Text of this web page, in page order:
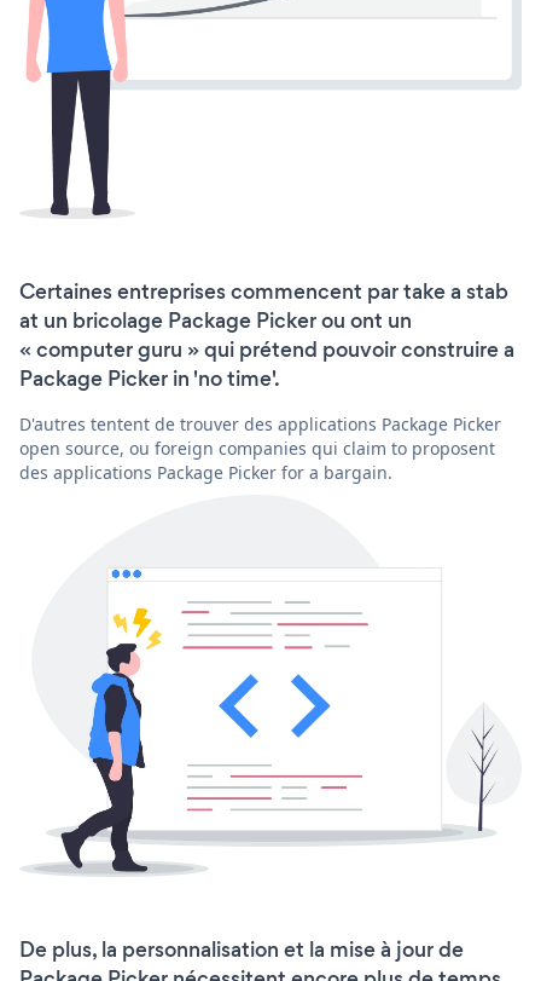
Certaines entreprises commencent par take a stab
at un bricolage Package Picker ou ont un
« computer guru » qui prétend pouvoir construire a
Package Picker in 'no time'.
D'autres tentent de trouver des applications Package Picker
open source, ou foreign companies qui claim to proposent
des applications Package Picker for a bargain.
De plus, la personnalisation et la mise à jour de